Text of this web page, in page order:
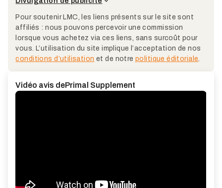
Pour soutenir LMC, les liens présents sur le site sont
affiliés : nous pouvons percevoir une commission
lorsque vous achetez via ces liens, sans surcoût pour
vous. L’utilisation du site implique l’acceptation de nos
conditions d’utilisation et de notrepolitique éditoriale
Vidéo avis dePrimal Supplement